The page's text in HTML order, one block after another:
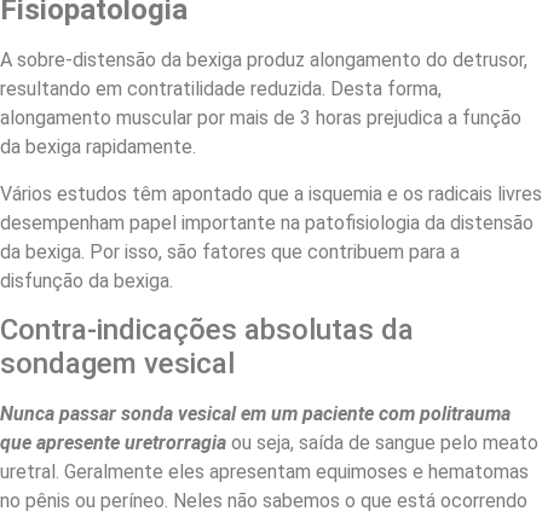
Fisiopatologia
A sobre-distensão da bexiga produz alongamento do detrusor,
resultando em contratilidade reduzida. Desta forma,
alongamento muscular por mais de 3 horas prejudica a função
da bexiga rapidamente.
Vários estudos têm apontado que a isquemia e os radicais livres
desempenham papel importante na patofisiologia da distensão
da bexiga. Por isso, são fatores que contribuem para a
disfunção da bexiga.
Contra-indicações absolutas da
sondagem vesical
Nunca passar sonda vesical em um paciente com politrauma
que apresente uretrorragia ou seja, saída de sangue pelo meato
uretral. Geralmente eles apresentam equimoses e hematomas
no pênis ou períneo. Neles não sabemos o que está ocorrendo